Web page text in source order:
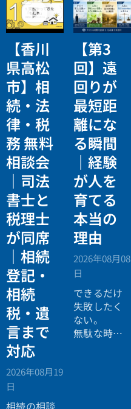
【香川
県高松
市】相
続・法
律・税
務 無料
相談会
｜司法
書士と
税理士
が同席
｜相続
登記・
相続
税・遺
言まで
対応
2026年08月19
日
相続の相談
【第3
回】遠
回りが
最短距
離にな
る瞬間
｜経験
が人を
育てる
本当の
理由
2026年08月08
日
できるだけ
失敗したく
ない。
無駄な時間